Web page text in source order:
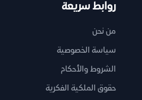
روابط سريعة
من نحن
سياسة الخصوصية
الشروط والأحكام
حقوق الملكية الفكرية